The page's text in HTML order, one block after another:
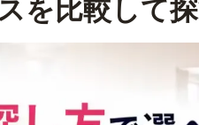
を比較して